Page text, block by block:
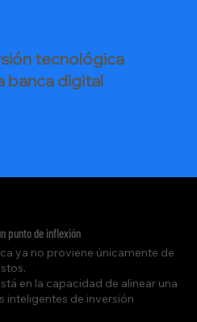
tecnológica
banca digital
punto de inflexión
ya no proviene únicamente de
en la capacidad de alinear una
inteligentes de inversión